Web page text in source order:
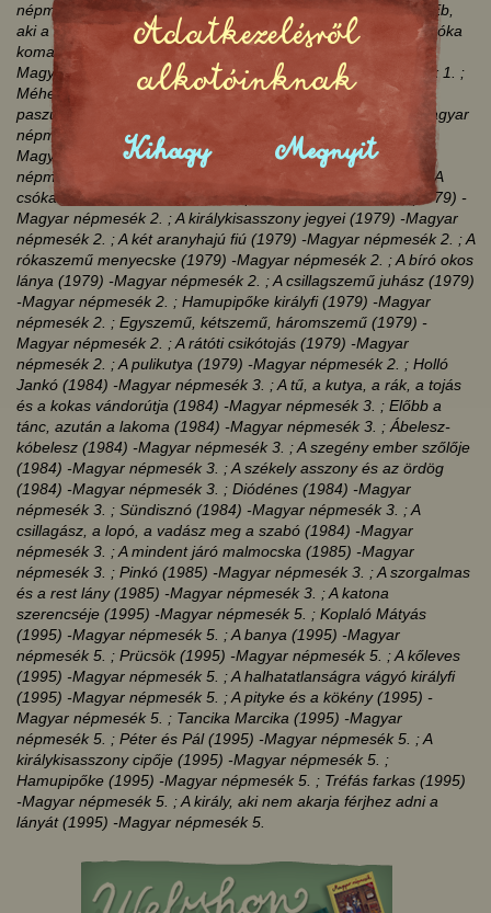
népmesék 1. ; A kis gömböc (1977) -Magyar népmesék 1. ; Eb,
aki a kanalát meg nem eszi (1977)-Magyar népmesék 1.
; Róka
koma (1978)
-Magyar népmesék 1. ; A macskacicó (1978)
Magyar népmesék 1. ; Zöld Péter (1978) -Magyar népmesék 1.
;
Méhek a vonaton (1978)-Magyar népmesék 1. ; Az égig érő
paszuly (1978)
; A kicsi dió (1978)
-Magyar
népmesék 1.
; A szegény csizmadia és a szélkirály (1978)
-
Magyar népmesék 1. ; Király kis Miklós (1979)-Magyar
népmesék 2.
; A
csókaleányok (1979)
-Magyar népmesék 2. ; A két koma (1979) -
Magyar népmesék 2.
; A királykisasszony jegyei (1979) -Magyar
népmesék 2.
; A két aranyhajú fiú (1979) -Magyar népmesék 2.
; A
rókaszemű menyecske (1979) -Magyar népmesék 2.
; A bíró okos
lánya (1979) -Magyar népmesék 2.
; A csillagszemű juhász (1979)
-Magyar népmesék 2.
; Hamupipőke királyfi (1979) -Magyar
népmesék 2.
; Egyszemű, kétszemű, háromszemű (1979) -
Magyar népmesék 2.
; A rátóti csikótojás (1979) -Magyar
népmesék 2.
; A pulikutya (1979) -Magyar népmesék 2.
; Holló
Jankó (1984) -Magyar népmesék 3.
; A tű, a kutya, a rák, a tojás
és a kokas vándorútja (1984) -Magyar népmesék 3.
; Előbb a
tánc, azután a lakoma (1984) -Magyar népmesék 3.
; Ábelesz-
kóbelesz (1984) -Magyar népmesék 3.
; A szegény ember szőlője
(1984) -Magyar népmesék 3.
; A székely asszony és az ördög
(1984) -Magyar népmesék 3. ; Diódénes (1984) -Magyar
népmesék 3.
; Sündisznó (1984) -Magyar népmesék 3.
; A
csillagász, a lopó, a vadász meg a szabó (1984) -Magyar
népmesék 3.
; A mindent járó malmocska (1985) -Magyar
népmesék 3.
; Pinkó (1985) -Magyar népmesék 3.
; A szorgalmas
és a rest lány (1985) -Magyar népmesék 3.
; A katona
szerencséje (1995) -Magyar népmesék 5.
; Koplaló Mátyás
(1995) -Magyar népmesék 5. ; A banya (1995) -Magyar
népmesék 5.
; Prücsök (1995) -Magyar népmesék 5.
; A kőleves
(1995) -Magyar népmesék 5.
; A halhatatlanságra vágyó királyfi
(1995) -Magyar népmesék 5. ; A pityke és a kökény (1995) -
Magyar népmesék 5.
; Tancika Marcika (1995) -Magyar
népmesék 5.
; Péter és Pál (1995) -Magyar népmesék 5.
; A
királykisasszony cipője (1995) -Magyar népmesék 5.
;
Hamupipőke (1995) -Magyar népmesék 5.
; Tréfás farkas (1995)
-Magyar népmesék 5.
; A király, aki nem akarja férjhez adni a
lányát (1995) -Magyar népmesék 5.
Adatkezelésről
alkotóinknak
Kihagy Megnyit